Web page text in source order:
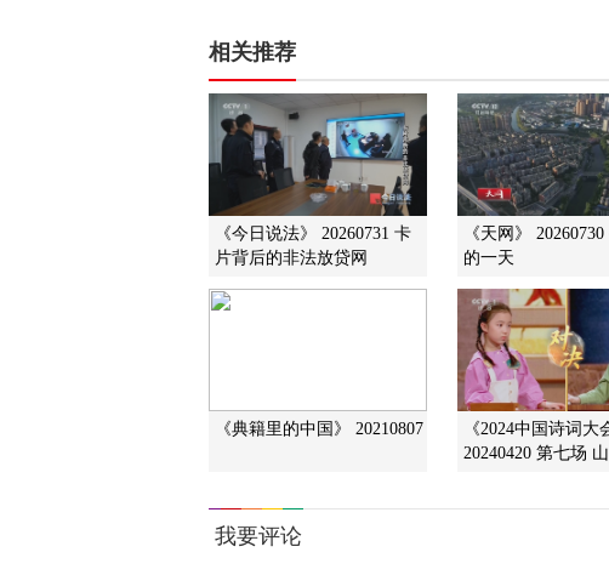
相关推荐
《今日说法》 20260731 卡
片背后的非法放贷网
《天网》
的一天
《典籍里的中国》 20210807
《2024中国诗词大
20240420 第七场